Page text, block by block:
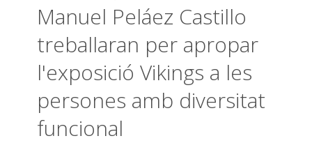
Manuel Peláez Castillo
treballaran per apropar
l'exposició Vikings a les
persones amb diversitat
funcional